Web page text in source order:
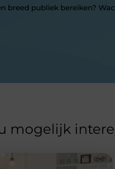
breed publiek bereiken?
mogelijk